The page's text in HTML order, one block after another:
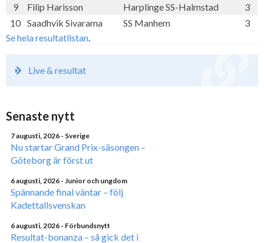
9
Filip Harisson Harplinge SS-Halmstad
3
10 Saadhvik Sivarama SS Manhem
3
Se hela resultatlistan
Live & resultat
Senaste nytt
7 augusti, 2026 - Sverige
Nu startar Grand Prix-säsongen –
Göteborg är först ut
6 augusti, 2026 - Junior och ungdom
Spännande final väntar – följ
Kadettallsvenskan
6 augusti, 2026 - Förbundsnytt
Resultat-bonanza – så gick det i